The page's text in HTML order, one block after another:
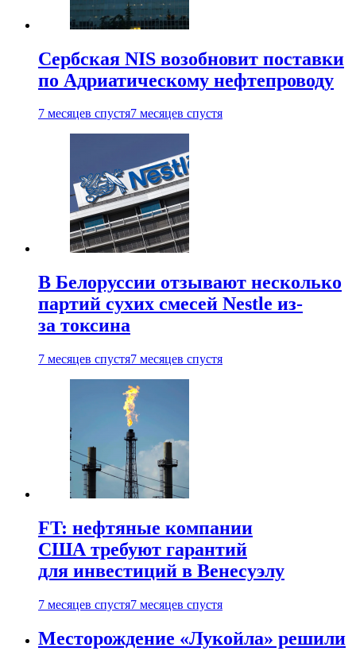
Сербская NIS возобновит поставки
по Адриатическому нефтепроводу
7 месяцев спустя7 месяцев спустя
В Белоруссии отзывают несколько
партий сухих смесей Nestle из-
за токсина
7 месяцев спустя7 месяцев спустя
FT: нефтяные компании
США требуют гарантий
для инвестиций в Венесуэлу
7 месяцев спустя7 месяцев спустя
Месторождение «Лукойла» решили